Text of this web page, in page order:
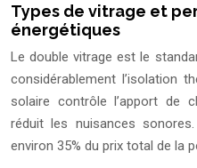
Types de vitrage et
énergétiques
Le double vitrage est le
considérablement l’isolation
solaire contrôle l’apport de
réduit les nuisances
environ 35% du prix total de la